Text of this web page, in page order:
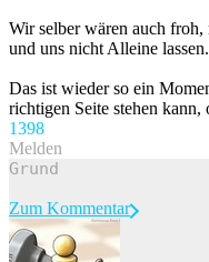
Wir selber wären auch
und uns nicht Alleine lassen.
Das ist wieder so ein
richtigen Seite stehen
1398
Melden
Zum Kommentar